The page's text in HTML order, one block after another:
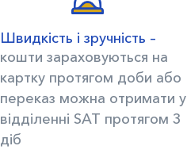
Швидкість і зручність –
кошти зараховуються на
картку протягом доби або
переказ можна отримати у
відділенні SAT протягом 3
діб